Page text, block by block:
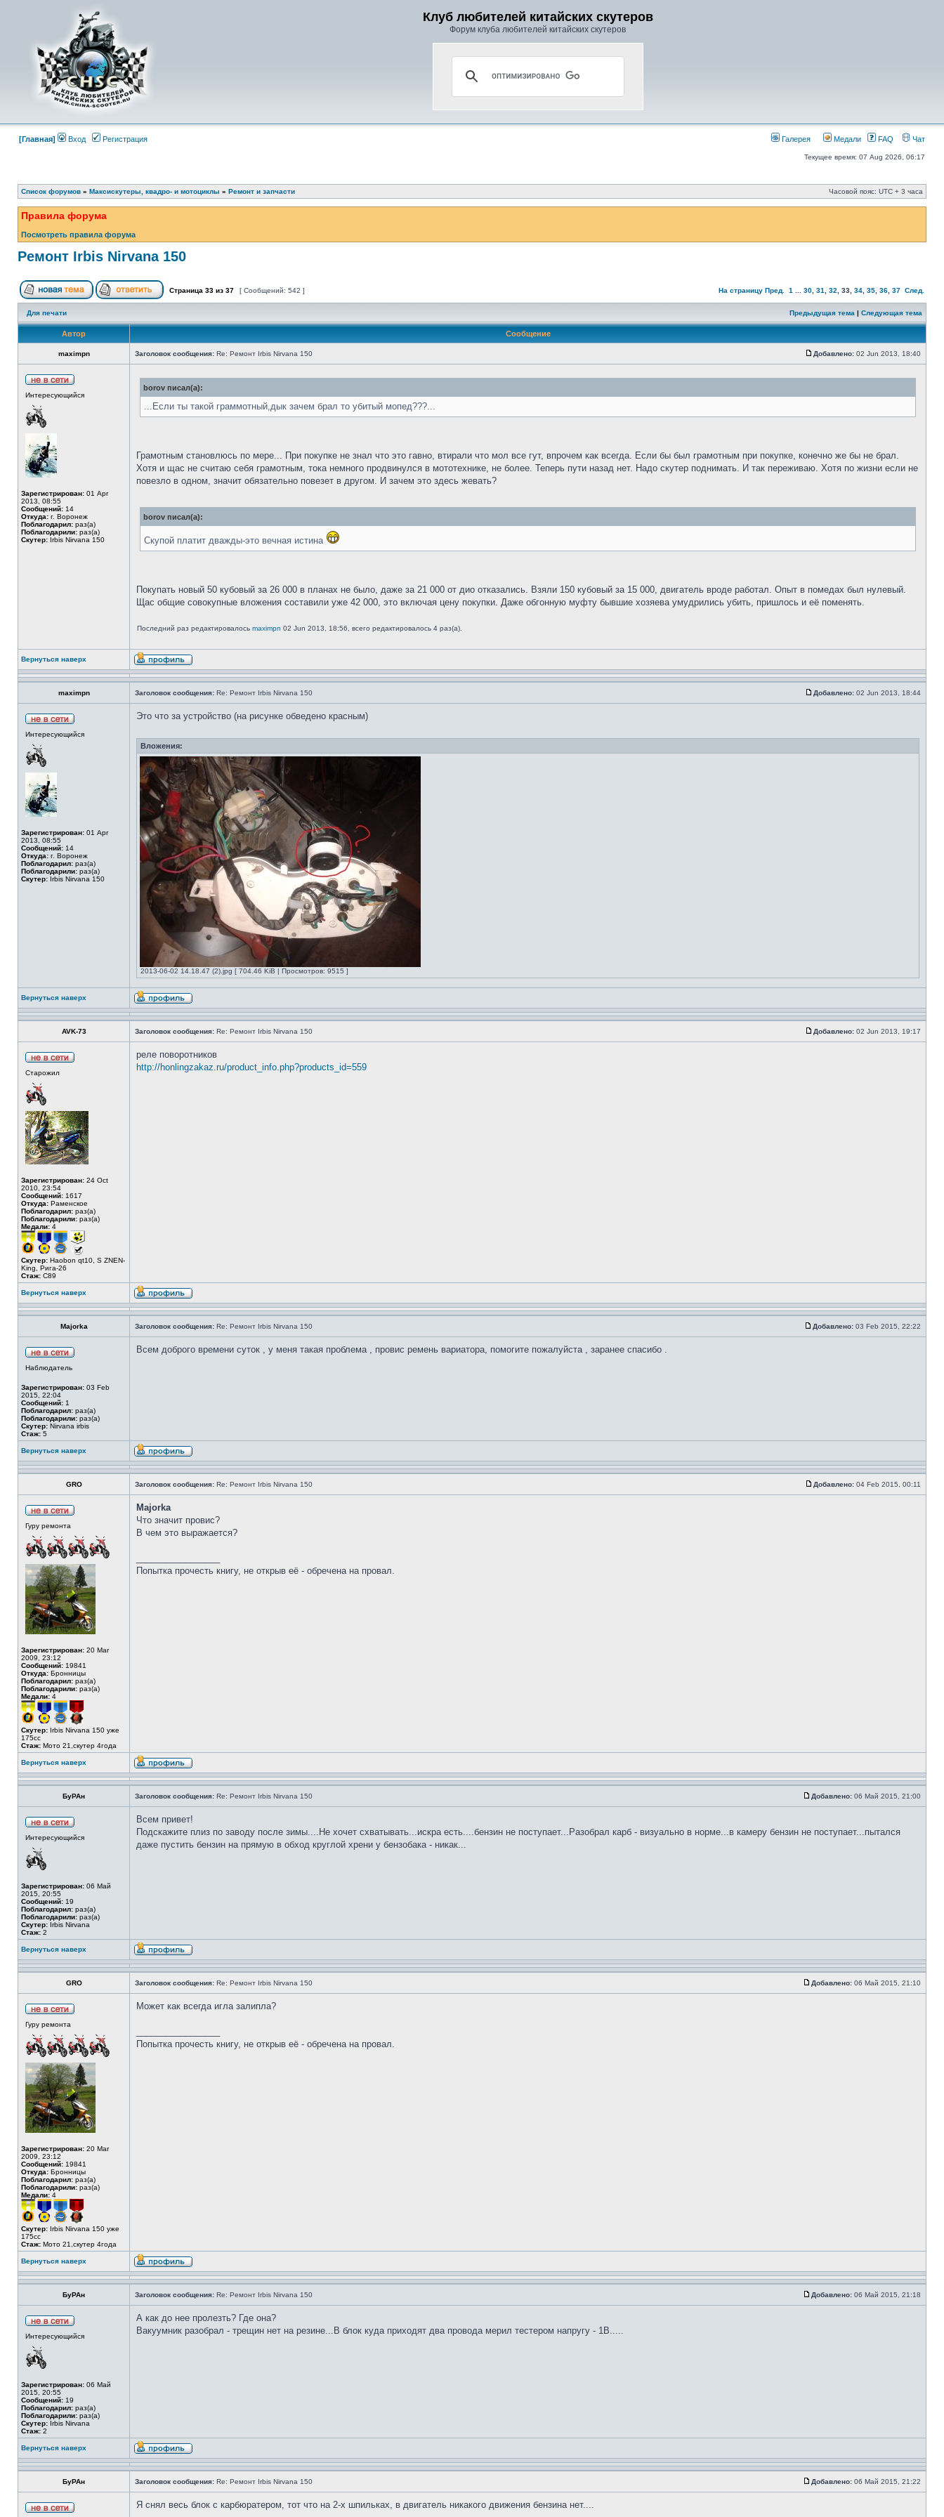
Клуб любителей китайских скутеров
Форум клуба любителей китайских скутеров
[Главная] Вход Регистрация Галерея Медали FAQ Чат
Текущее время: 07 Aug 2026, 06:17
Список форумов » Максискутеры, квадро- и мотоциклы » Ремонт и запчасти Часовой пояс: UTC + 3 часа
Правила форума
Посмотреть правила форума
Ремонт Irbis Nirvana 150
Страница 33 из 37 [ Сообщений: 542 ] На страницу Пред. 1 30 31 32 33 34 35 36 37 След.
Для печати Предыдущая тема | Следующая тема
Автор Сообщение
maximpn Заголовок сообщения: Re: Ремонт Irbis Nirvana 150 Добавлено: 02 Jun 2013, 18:40
Интересующийся
Зарегистрирован: 01 Apr
2013, 08:55
Сообщений: 14
Откуда: г. Воронеж
Поблагодарил: раз(а)
Поблагодарили: раз(а)
Скутер: Irbis Nirvana 150
borov писал(а):
...Если ты такой граммотный,дык зачем брал то убитый мопед???...
Грамотным становлюсь по мере... При покупке не знал что это гавно, втирали что мол все гут, впрочем как всегда. Если бы был грамотным при покупке, конечно же бы не брал.
Хотя и щас не считаю себя грамотным, тока немного продвинулся в мототехнике, не более. Теперь пути назад нет. Надо скутер поднимать. И так переживаю. Хотя по жизни если не
повезло в одном, значит обязательно повезет в другом. И зачем это здесь жевать?
borov писал(а):
Скупой платит дважды-это вечная истина
Покупать новый 50 кубовый за 26 000 в планах не было, даже за 21 000 от дио отказались. Взяли 150 кубовый за 15 000, двигатель вроде работал. Опыт в помедах был нулевый.
Щас общие совокупные вложения составили уже 42 000, это включая цену покупки. Даже обгонную муфту бывшие хозяева умудрились убить, пришлось и её поменять.
Последний раз редактировалось maximpn 02 Jun 2013, 18:56, всего редактировалось 4 раз(а).
Вернуться наверх
maximpn Заголовок сообщения: Re: Ремонт Irbis Nirvana 150 Добавлено: 02 Jun 2013, 18:44
Интересующийся
Зарегистрирован: 01 Apr
2013, 08:55
Сообщений: 14
Откуда: г. Воронеж
Поблагодарил: раз(а)
Поблагодарили: раз(а)
Скутер: Irbis Nirvana 150
Это что за устройство (на рисунке обведено красным)
Вложения:
2013-06-02 14.18.47 (2).jpg [ 704.46 KiB | Просмотров: 9515 ]
Вернуться наверх
AVK-73 Заголовок сообщения: Re: Ремонт Irbis Nirvana 150 Добавлено: 02 Jun 2013, 19:17
Старожил
Зарегистрирован: 24 Oct
2010, 23:54
Сообщений: 1617
Откуда: Раменское
Поблагодарил: раз(а)
Поблагодарили: раз(а)
Медали: 4
Скутер: Haobon qt10, S ZNEN-
King, Рига-26
Стаж: C89
реле поворотников
http://honlingzakaz.ru/product_info.php?products_id=559
Вернуться наверх
Majorka Заголовок сообщения: Re: Ремонт Irbis Nirvana 150 Добавлено: 03 Feb 2015, 22:22
Наблюдатель
Зарегистрирован: 03 Feb
2015, 22:04
Сообщений: 1
Поблагодарил: раз(а)
Поблагодарили: раз(а)
Скутер: Nirvana irbis
Стаж: 5
Всем доброго времени суток , у меня такая проблема , провис ремень вариатора, помогите пожалуйста , заранее спасибо .
Вернуться наверх
GRO Заголовок сообщения: Re: Ремонт Irbis Nirvana 150 Добавлено: 04 Feb 2015, 00:11
Гуру ремонта
Зарегистрирован: 20 Mar
2009, 23:12
Сообщений: 19841
Откуда: Бронницы
Поблагодарил: раз(а)
Поблагодарили: раз(а)
Медали: 4
Скутер: Irbis Nirvana 150 уже
175сс
Стаж: Мото 21,скутер 4года
Majorka
Что значит провис?
В чем это выражается?
Попытка прочесть книгу, не открыв её - обречена на провал.
Вернуться наверх
БуРАн Заголовок сообщения: Re: Ремонт Irbis Nirvana 150 Добавлено: 06 Май 2015, 21:00
Интересующийся
Зарегистрирован: 06 Май
2015, 20:55
Сообщений: 19
Поблагодарил: раз(а)
Поблагодарили: раз(а)
Скутер: Irbis Nirvana
Стаж: 2
Всем привет!
Подскажите плиз по заводу после зимы....Не хочет схватывать...искра есть....бензин не поступает...Разобрал карб - визуально в норме...в камеру бензин не поступает...пытался
даже пустить бензин на прямую в обход круглой хрени у бензобака - никак...
Вернуться наверх
GRO Заголовок сообщения: Re: Ремонт Irbis Nirvana 150 Добавлено: 06 Май 2015, 21:10
Гуру ремонта
Зарегистрирован: 20 Mar
2009, 23:12
Сообщений: 19841
Откуда: Бронницы
Поблагодарил: раз(а)
Поблагодарили: раз(а)
Медали: 4
Скутер: Irbis Nirvana 150 уже
175сс
Стаж: Мото 21,скутер 4года
Может как всегда игла залипла?
Попытка прочесть книгу, не открыв её - обречена на провал.
Вернуться наверх
БуРАн Заголовок сообщения: Re: Ремонт Irbis Nirvana 150 Добавлено: 06 Май 2015, 21:18
Интересующийся
Зарегистрирован: 06 Май
2015, 20:55
Сообщений: 19
Поблагодарил: раз(а)
Поблагодарили: раз(а)
Скутер: Irbis Nirvana
Стаж: 2
А как до нее пролезть? Где она?
Вакуумник разобрал - трещин нет на резине...В блок куда приходят два провода мерил тестером напругу - 1В.....
Вернуться наверх
БуРАн Заголовок сообщения: Re: Ремонт Irbis Nirvana 150 Добавлено: 06 Май 2015, 21:22
Я снял весь блок с карбюратером, тот что на 2-х шпильках, в двигатель никакого движения бензина нет....